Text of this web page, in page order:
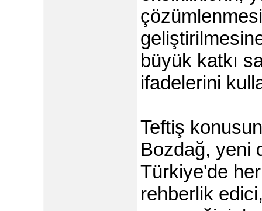
büyük katkı
ifadelerini
Teftiş
Bozdağ, yeni
Türkiye'de
rehberlik